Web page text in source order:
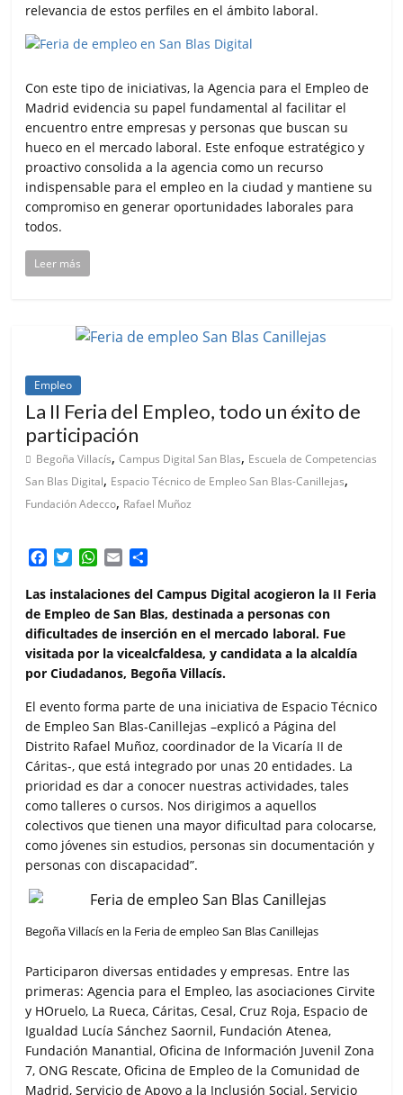
relevancia de estos perfiles en el ámbito laboral.
Con este tipo de iniciativas, la Agencia para el Empleo de
Madrid evidencia su papel fundamental al facilitar el
encuentro entre empresas y personas que buscan su
hueco en el mercado laboral. Este enfoque estratégico y
proactivo consolida a la agencia como un recurso
indispensable para el empleo en la ciudad y mantiene su
compromiso en generar oportunidades laborales para
todos.
Leer más
Empleo
La II Feria del Empleo, todo un éxito de
participación
Begoña Villacís,Campus Digital San Blas, Escuela de Competencias
San Blas Digital, Espacio Técnico de Empleo San Blas-Canillejas,
Fundación Adecco, Rafael Muñoz
F
c
e
b
o
o
k
T
i
t
t
e
r
W
a
t
s
A
p
p
E
a
i
l
m
p
a
r
t
i
r
Las instalaciones del Campus Digital acogieron la II Feria
de Empleo de San Blas, destinada a personas con
dificultades de inserción en el mercado laboral. Fue
visitada por la vicealcfaldesa, y candidata a la alcaldía
por Ciudadanos, Begoña Villacís.
El evento forma parte de una iniciativa de Espacio Técnico
de Empleo San Blas-Canillejas –explicó a Página del
Distrito Rafael Muñoz, coordinador de la Vicaría II de
Cáritas-, que está integrado por unas 20 entidades. La
prioridad es dar a conocer nuestras actividades, tales
como talleres o cursos. Nos dirigimos a aquellos
colectivos que tienen una mayor dificultad para colocarse,
como jóvenes sin estudios, personas sin documentación y
personas con discapacidad”.
Begoña Villacís en la Feria de empleo San Blas Canillejas
Participaron diversas entidades y empresas. Entre las
primeras: Agencia para el Empleo, las asociaciones Cirvite
y HOruelo, La Rueca, Cáritas, Cesal, Cruz Roja, Espacio de
Igualdad Lucía Sánchez Saornil, Fundación Atenea,
Fundación Manantial, Oficina de Información Juvenil Zona
7, ONG Rescate, Oficina de Empleo de la Comunidad de
Madrid, Servicio de Apoyo a la Inclusión Social, Servicio